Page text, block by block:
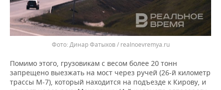
Динар Фатыхов / realnoevremya.ru
Помимо этого, грузовикам с весом более 20 тонн
запрещено выезжать на мост через ручей (26-й километр
трассы М-7), который находится на подъезде к Кирову, и